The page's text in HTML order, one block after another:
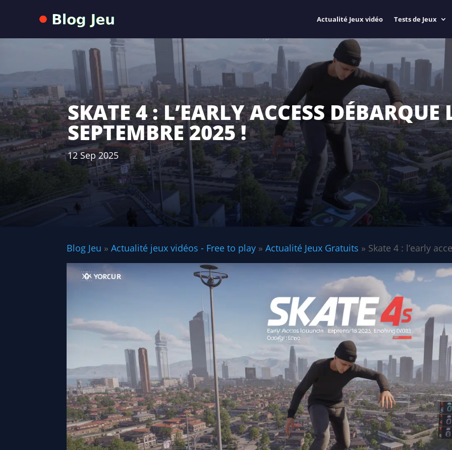
Actualité Jeux vidéo Tests de Jeux
SKATE 4 : L’EARLY ACCESS DÉBARQUE
SEPTEMBRE 2025 !
12 Sep 2025
Blog Jeu » Actualité jeux vidéos - Free to play » Actualité Jeux Gratuits » Skate 4 : l’early